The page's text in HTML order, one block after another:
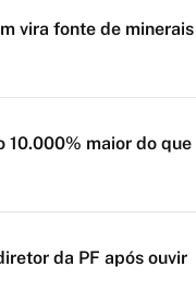
vira fonte de minerais
10.000% maior do que
da PF após ouvir